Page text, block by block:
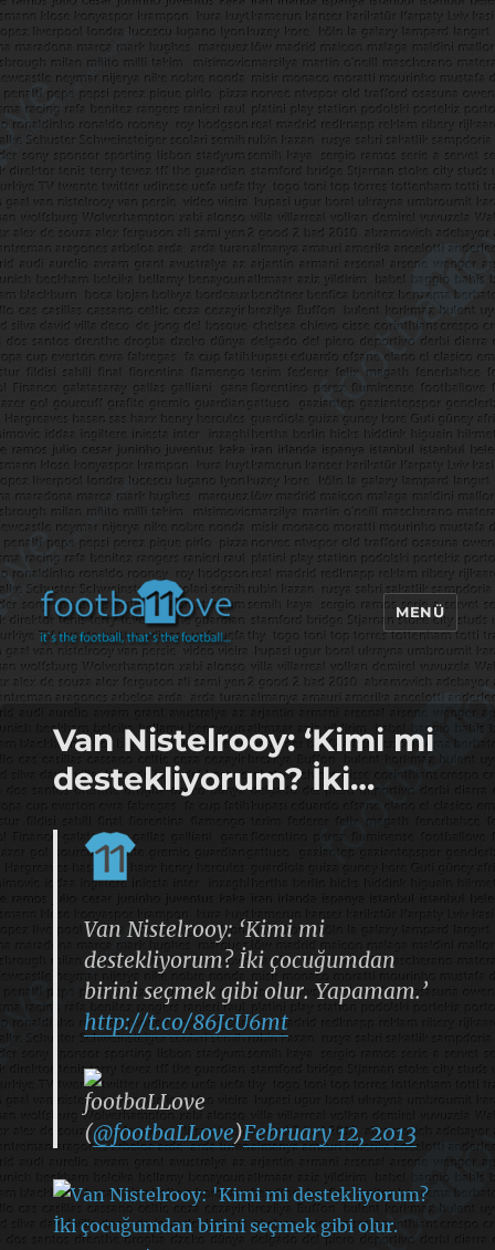
footbaLLove
MENÜ
Van Nistelrooy: ‘Kimi mi
destekliyorum? İki…
Van Nistelrooy: ‘Kimi mi
destekliyorum? İki çocuğumdan
birini seçmek gibi olur. Yapamam.’
http://t.co/86JcU6mt
footbaLLove
(@footbaLLove)February 12, 2013